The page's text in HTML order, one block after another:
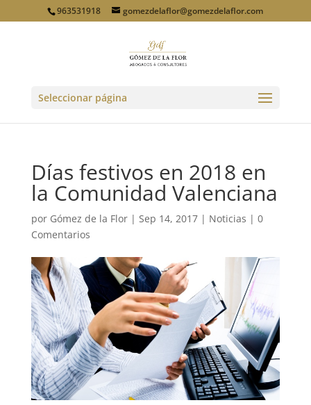
963531918 gomezdelaflor@gomezdelaflor.com
Seleccionar página
Días festivos en 2018 en
la Comunidad Valenciana
por Gómez de la Flor| Sep 14, 2017| Noticias | 0
Comentarios